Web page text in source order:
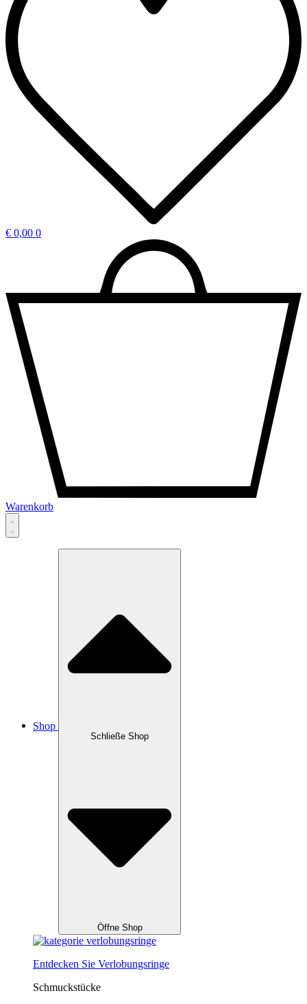
€ 0,00 0
Warenkorb
Shop
Schließe Shop
Öffne Shop
Entdecken Sie Verlobungsringe
Schmuckstücke